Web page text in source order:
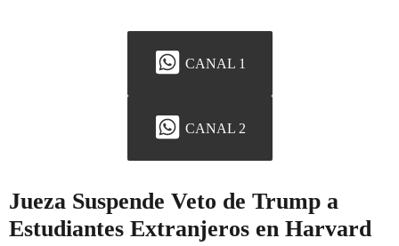
CANAL 1
CANAL 2
Jueza Suspende Veto de Trump a
Estudiantes Extranjeros en Harvard